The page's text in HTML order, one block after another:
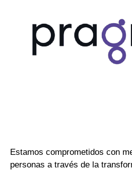
Estamos comprometidos con
personas a través de la